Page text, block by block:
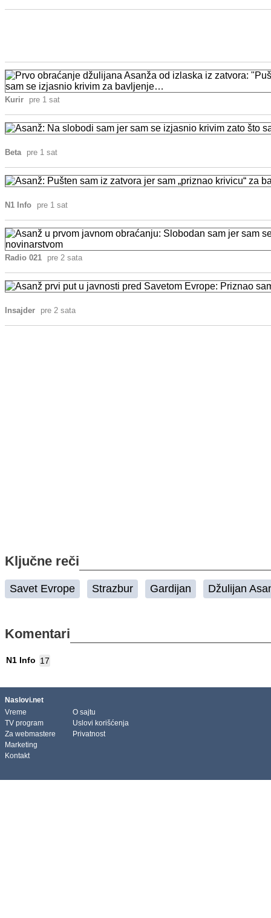
Kurir pre 1 sat
Beta pre 1 sat
N1 Info pre 1 sat
Radio 021 pre 2 sata
Insajder pre 2 sata
Ključne reči
Savet Evrope Strazbur Gardijan Džulijan
Komentari
N1 Info 17
Naslovi.net
Vreme
TV program
Za webmastere
Marketing
Kontakt
O sajtu
Uslovi korišćenja
Privatnost